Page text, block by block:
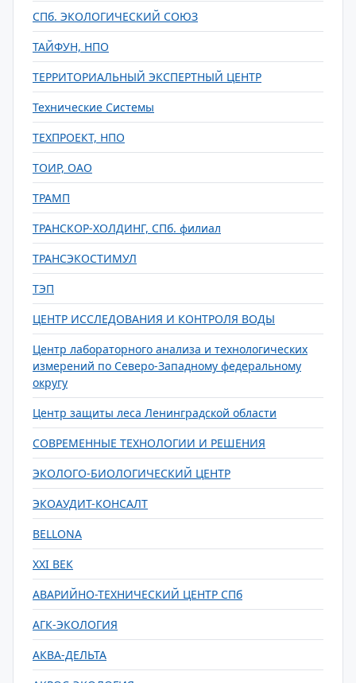
СПб. ЭКОЛОГИЧЕСКИЙ СОЮЗ
ТАЙФУН, НПО
ТЕРРИТОРИАЛЬНЫЙ ЭКСПЕРТНЫЙ ЦЕНТР
Технические Системы
ТЕХПРОЕКТ, НПО
ТОИР, ОАО
ТРАМП
ТРАНСКОР-ХОЛДИНГ, СПб. филиал
ТРАНСЭКОСТИМУЛ
ТЭП
ЦЕНТР ИССЛЕДОВАНИЯ И КОНТРОЛЯ ВОДЫ
Центр лабораторного анализа и технологических
измерений по Северо-Западному федеральному
округу
Центр защиты леса Ленинградской области
СОВРЕМЕННЫЕ ТЕХНОЛОГИИ И РЕШЕНИЯ
ЭКОЛОГО-БИОЛОГИЧЕСКИЙ ЦЕНТР
ЭКОАУДИТ-КОНСАЛТ
BELLONA
XXI ВЕК
АВАРИЙНО-ТЕХНИЧЕСКИЙ ЦЕНТР СПб
АГК-ЭКОЛОГИЯ
АКВА-ДЕЛЬТА